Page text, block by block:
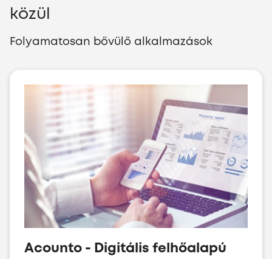
közül
Folyamatosan bővülő alkalmazások
Acounto - Digitális felhőalapú